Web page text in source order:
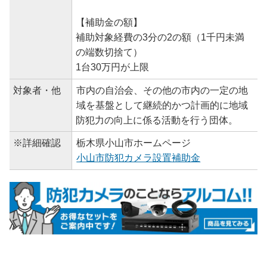
【補助金の額】
補助対象経費の3分の2の額（1千円未満
の端数切捨て）
1台30万円が上限
対象者・他
市内の自治会、その他の市内の一定の地
域を基盤として継続的かつ計画的に地域
防犯力の向上に係る活動を行う団体。
※詳細確認
栃木県小山市ホームページ
小山市防犯カメラ設置補助金